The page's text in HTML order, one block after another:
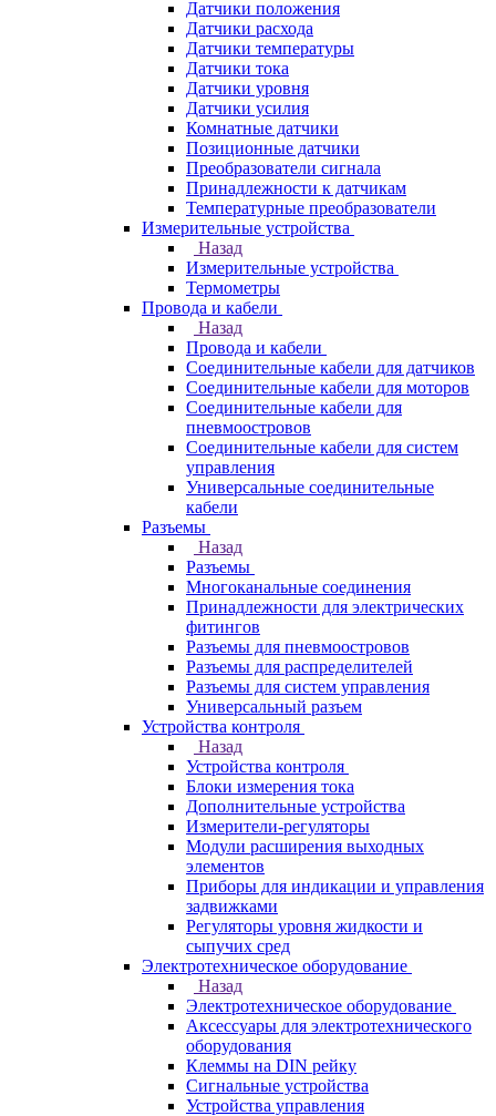
Датчики положения
Датчики расхода
Датчики температуры
Датчики тока
Датчики уровня
Датчики усилия
Комнатные датчики
Позиционные датчики
Преобразователи сигнала
Принадлежности к датчикам
Температурные преобразователи
Измерительные устройства
Назад
Измерительные устройства
Термометры
Провода и кабели
Назад
Провода и кабели
Соединительные кабели для датчиков
Соединительные кабели для моторов
Соединительные кабели для
пневмоостровов
Соединительные кабели для систем
управления
Универсальные соединительные
кабели
Разъемы
Назад
Разъемы
Многоканальные соединения
Принадлежности для электрических
фитингов
Разъемы для пневмоостровов
Разъемы для распределителей
Разъемы для систем управления
Универсальный разъем
Устройства контроля
Назад
Устройства контроля
Блоки измерения тока
Дополнительные устройства
Измерители-регуляторы
Модули расширения выходных
элементов
Приборы для индикации и управления
задвижками
Регуляторы уровня жидкости и
сыпучих сред
Электротехническое оборудование
Назад
Электротехническое оборудование
Аксессуары для электротехнического
оборудования
Клеммы на DIN рейку
Сигнальные устройства
Устройства управления